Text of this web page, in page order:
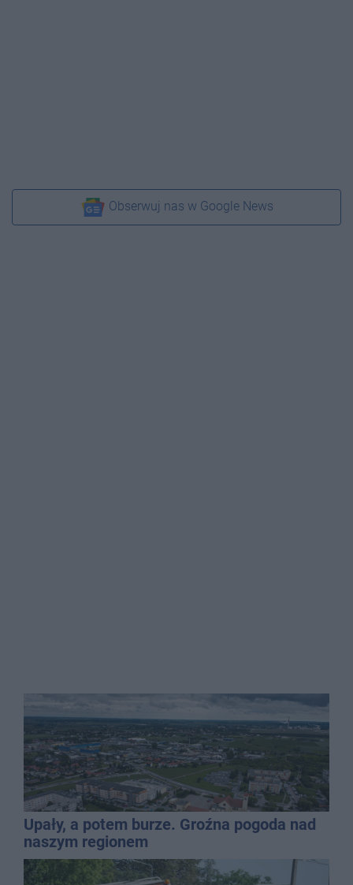
Obserwuj nas w Google News
Upały, a potem burze. Groźna pogoda nad
naszym regionem